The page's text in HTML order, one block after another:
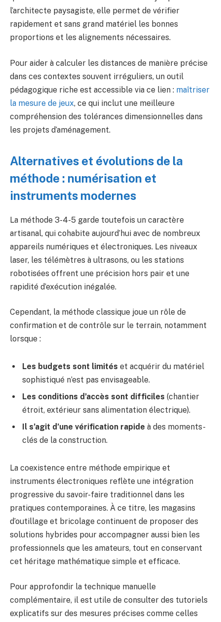
l’architecte paysagiste, elle permet de vérifier
rapidement et sans grand matériel les bonnes
proportions et les alignements nécessaires.
Pour aider à calculer les distances de manière précise
dans ces contextes souvent irréguliers, un outil
pédagogique riche est accessible via ce lien : maîtriser
la mesure de jeux, ce qui inclut une meilleure
compréhension des tolérances dimensionnelles dans
les projets d’aménagement.
Alternatives et évolutions de la
méthode : numérisation et
instruments modernes
La méthode 3-4-5 garde toutefois un caractère
artisanal, qui cohabite aujourd’hui avec de nombreux
appareils numériques et électroniques. Les niveaux
laser, les télémètres à ultrasons, ou les stations
robotisées offrent une précision hors pair et une
rapidité d’exécution inégalée.
Cependant, la méthode classique joue un rôle de
confirmation et de contrôle sur le terrain, notamment
lorsque :
Les budgets sont limités et acquérir du matériel
sophistiqué n’est pas envisageable.
Les conditions d’accès sont difficiles (chantier
étroit, extérieur sans alimentation électrique).
Il s’agit d’une vérification rapide à des moments-
clés de la construction.
La coexistence entre méthode empirique et
instruments électroniques reflète une intégration
progressive du savoir-faire traditionnel dans les
pratiques contemporaines. À ce titre, les magasins
d’outillage et bricolage continuent de proposer des
solutions hybrides pour accompagner aussi bien les
professionnels que les amateurs, tout en conservant
cet héritage mathématique simple et efficace.
Pour approfondir la technique manuelle
complémentaire, il est utile de consulter des tutoriels
explicatifs sur des mesures précises comme celles